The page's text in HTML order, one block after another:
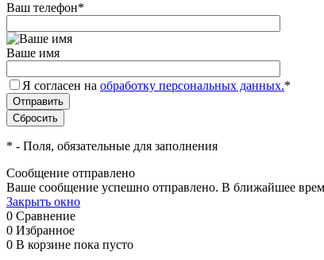
Ваш телефон*
Ваше имя
Я согласен на обработку персональных данных.*
* - Поля, обязательные для заполнения
Сообщение отправлено
Ваше сообщение успешно отправлено. В ближайшее
Закрыть окно
0 Сравнение
0 Избранное
0 В корзине пока пусто